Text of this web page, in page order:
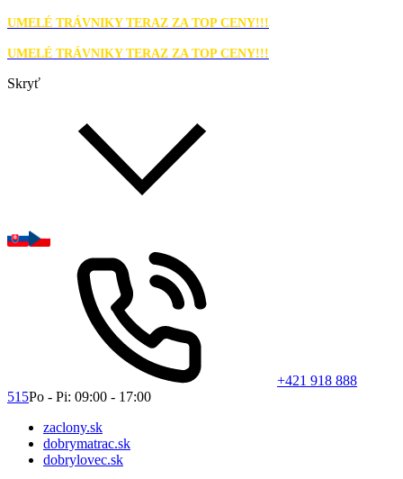
UMELÉ TRÁVNIKY TERAZ ZA TOP CENY!!!
UMELÉ TRÁVNIKY TERAZ ZA TOP CENY!!!
Skryť
+421 918 888
515Po - Pi: 09:00 - 17:00
zaclony.sk
dobrymatrac.sk
dobrylovec.sk